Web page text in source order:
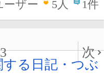
ーザー
5人 1件
3
次
る日記・つぶ